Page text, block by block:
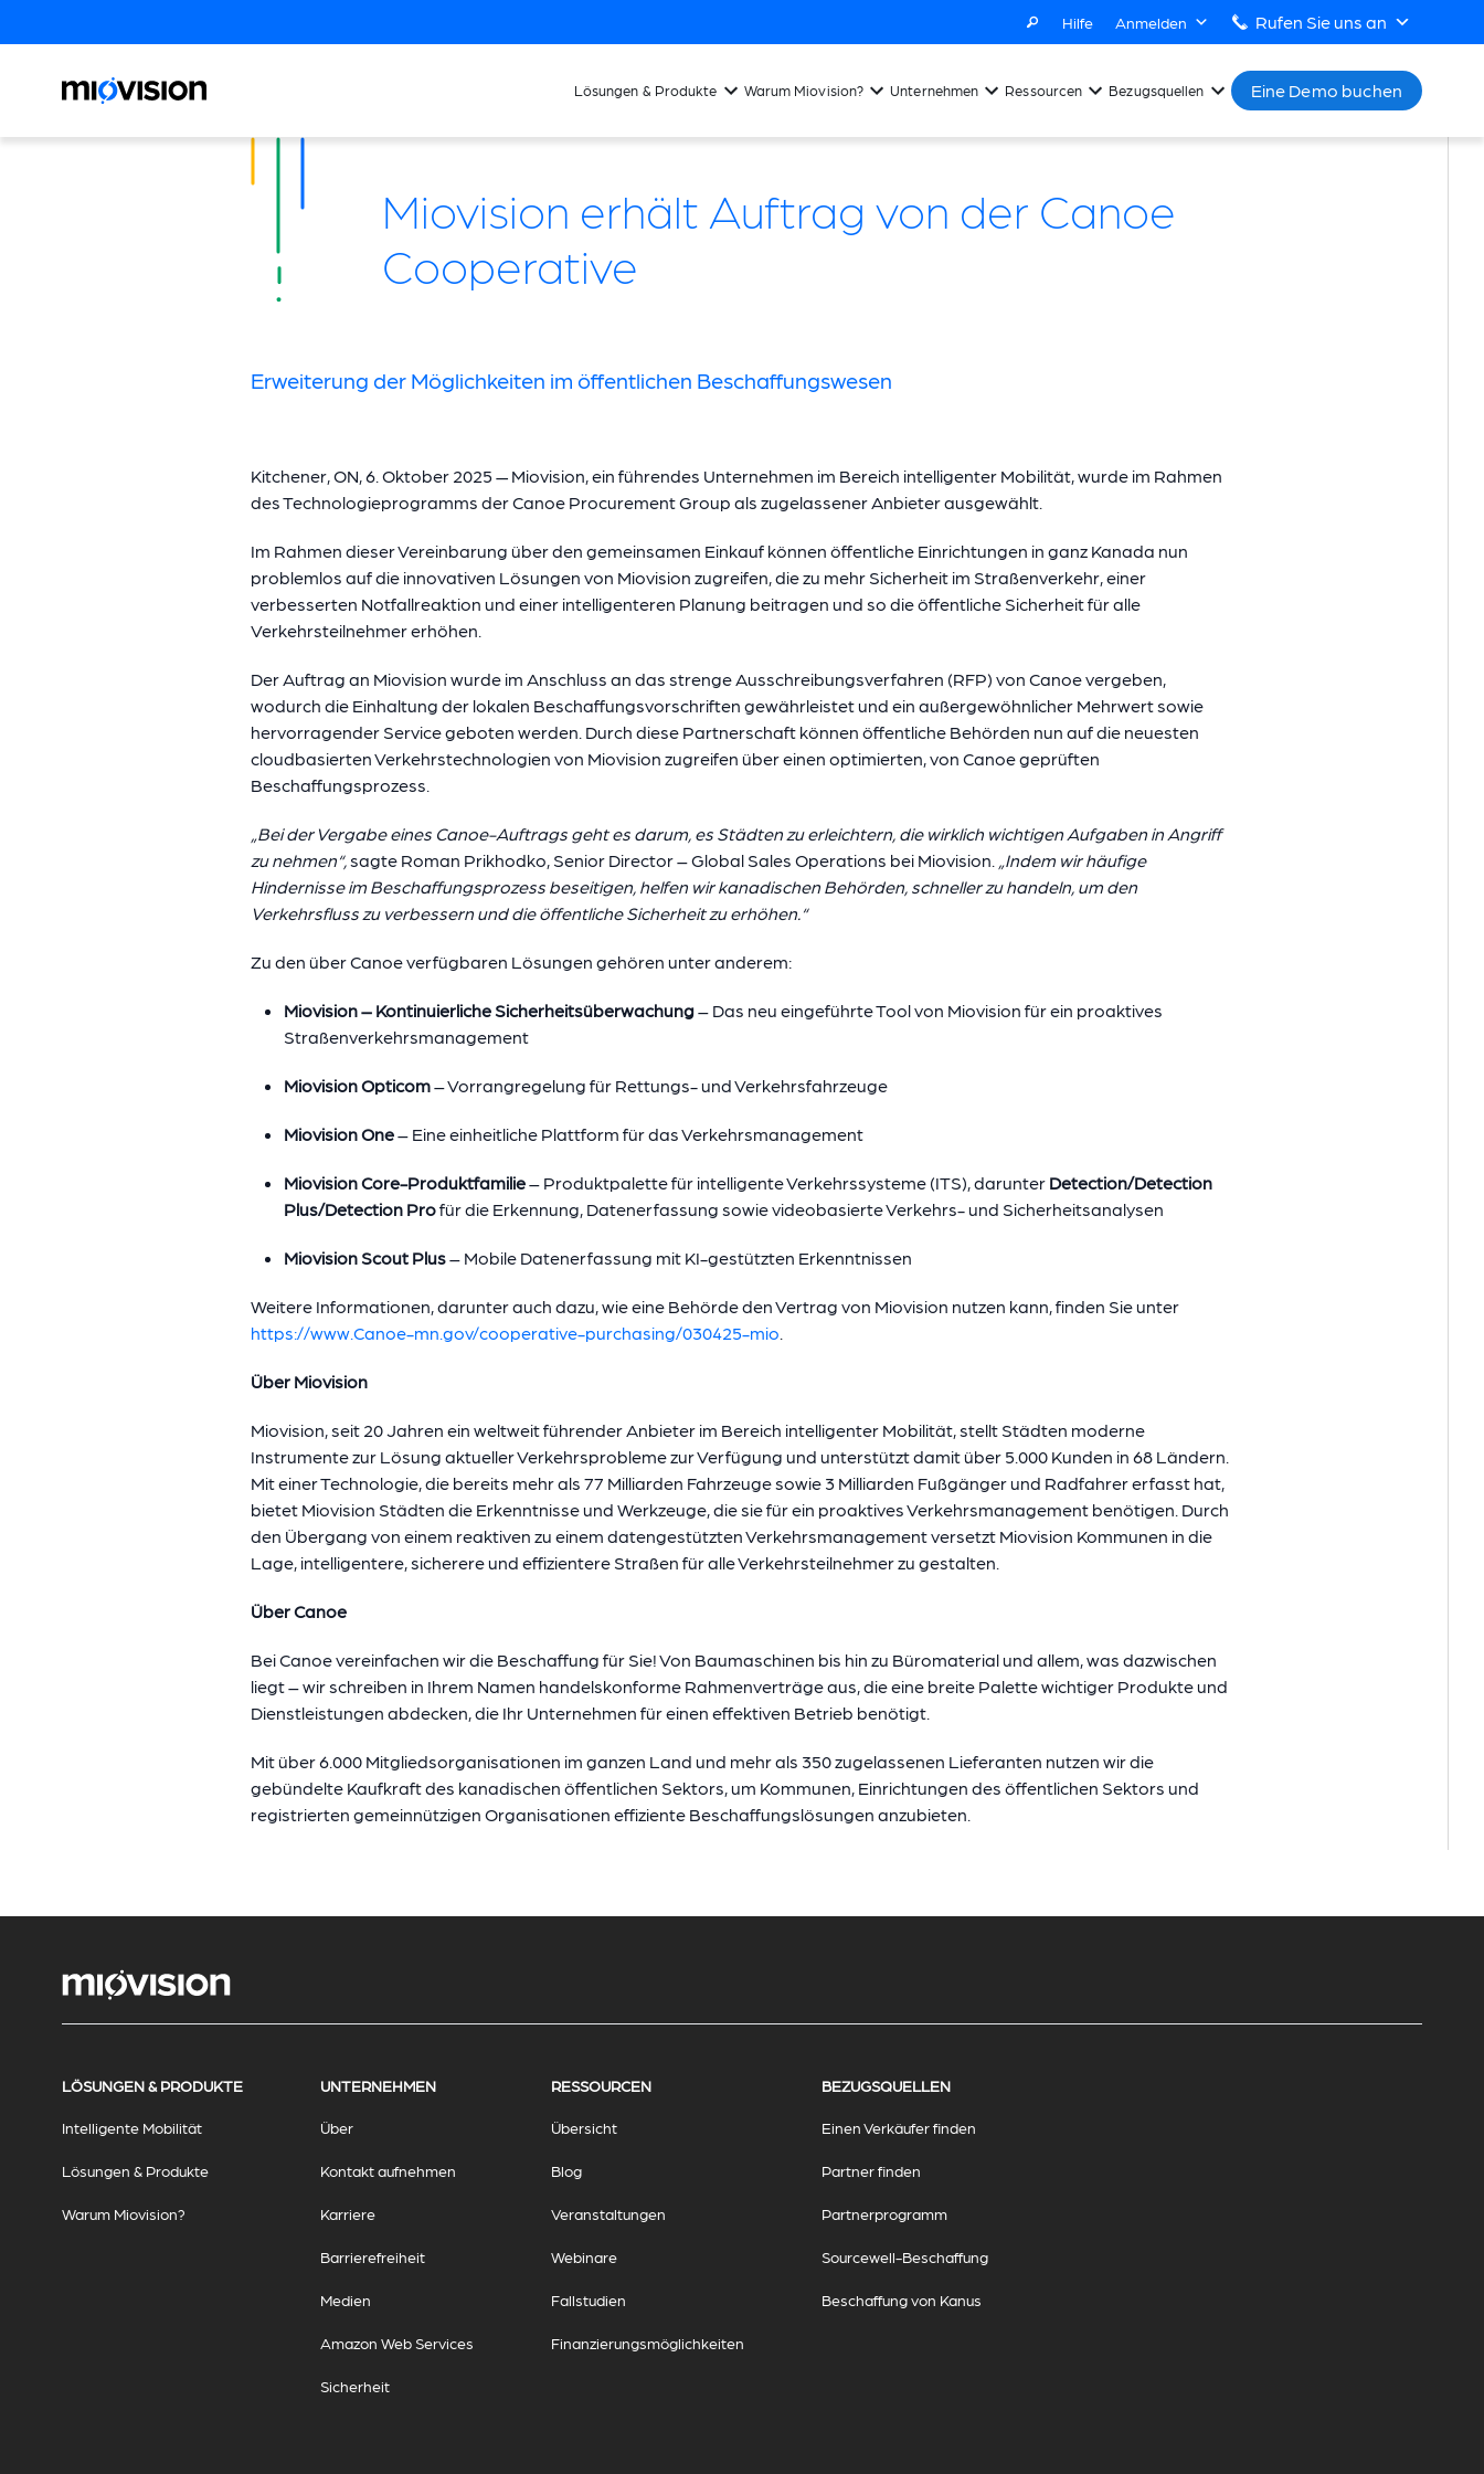
Hilfe Anmelden Rufen Sie uns an
Lösungen & Produkte Warum Miovision? Unternehmen Ressourcen Bezugsquellen Eine Demo buchen
Miovision erhält Auftrag von der Canoe
Cooperative
Erweiterung der Möglichkeiten im öffentlichen Beschaffungswesen
Kitchener, ON, 6. Oktober 2025 — Miovision, ein führendes Unternehmen im Bereich intelligenter Mobilität, wurde im Rahmen
des Technologieprogramms der Canoe Procurement Group als zugelassener Anbieter ausgewählt.
Im Rahmen dieser Vereinbarung über den gemeinsamen Einkauf können öffentliche Einrichtungen in ganz Kanada nun
problemlos auf die innovativen Lösungen von Miovision zugreifen, die zu mehr Sicherheit im Straßenverkehr, einer
verbesserten Notfallreaktion und einer intelligenteren Planung beitragen und so die öffentliche Sicherheit für alle
Verkehrsteilnehmer erhöhen.
Der Auftrag an Miovision wurde im Anschluss an das strenge Ausschreibungsverfahren (RFP) von Canoe vergeben,
wodurch die Einhaltung der lokalen Beschaffungsvorschriften gewährleistet und ein außergewöhnlicher Mehrwert sowie
hervorragender Service geboten werden. Durch diese Partnerschaft können öffentliche Behörden nun auf die neuesten
cloudbasierten Verkehrstechnologien von Miovision zugreifen über einen optimierten, von Canoe geprüften
Beschaffungsprozess.
„Bei der Vergabe eines Canoe-Auftrags geht es darum, es Städten zu erleichtern, die wirklich wichtigen Aufgaben in Angriff
zu nehmen“,sagte Roman Prikhodko, Senior Director – Global Sales Operations bei Miovision. „Indem wir häufige
Hindernisse im Beschaffungsprozess beseitigen, helfen wir kanadischen Behörden, schneller zu handeln, um den
Verkehrsfluss zu verbessern und die öffentliche Sicherheit zu erhöhen.“
Zu den über Canoe verfügbaren Lösungen gehören unter anderem:
Miovision – Kontinuierliche Sicherheitsüberwachung– Das neu eingeführte Tool von Miovision für ein proaktives
Straßenverkehrsmanagement
Miovision Opticom– Vorrangregelung für Rettungs- und Verkehrsfahrzeuge
Miovision One– Eine einheitliche Plattform für das Verkehrsmanagement
Miovision Core-Produktfamilie– Produktpalette für intelligente Verkehrssysteme (ITS), darunter Detection/Detection
Plus/Detection Profür die Erkennung, Datenerfassung sowie videobasierte Verkehrs- und Sicherheitsanalysen
Miovision Scout Plus– Mobile Datenerfassung mit KI-gestützten Erkenntnissen
Weitere Informationen, darunter auch dazu, wie eine Behörde den Vertrag von Miovision nutzen kann, finden Sie unter
https://www.Canoe-mn.gov/cooperative-purchasing/030425-mio.
Über Miovision
Miovision, seit 20 Jahren ein weltweit führender Anbieter im Bereich intelligenter Mobilität, stellt Städten moderne
Instrumente zur Lösung aktueller Verkehrsprobleme zur Verfügung und unterstützt damit über 5.000 Kunden in 68 Ländern.
Mit einer Technologie, die bereits mehr als 77 Milliarden Fahrzeuge sowie 3 Milliarden Fußgänger und Radfahrer erfasst hat,
bietet Miovision Städten die Erkenntnisse und Werkzeuge, die sie für ein proaktives Verkehrsmanagement benötigen. Durch
den Übergang von einem reaktiven zu einem datengestützten Verkehrsmanagement versetzt Miovision Kommunen in die
Lage, intelligentere, sicherere und effizientere Straßen für alle Verkehrsteilnehmer zu gestalten.
Über Canoe
Bei Canoe vereinfachen wir die Beschaffung für Sie! Von Baumaschinen bis hin zu Büromaterial und allem, was dazwischen
liegt – wir schreiben in Ihrem Namen handelskonforme Rahmenverträge aus, die eine breite Palette wichtiger Produkte und
Dienstleistungen abdecken, die Ihr Unternehmen für einen effektiven Betrieb benötigt.
Mit über 6.000 Mitgliedsorganisationen im ganzen Land und mehr als 350 zugelassenen Lieferanten nutzen wir die
gebündelte Kaufkraft des kanadischen öffentlichen Sektors, um Kommunen, Einrichtungen des öffentlichen Sektors und
registrierten gemeinnützigen Organisationen effiziente Beschaffungslösungen anzubieten.
LÖSUNGEN & PRODUKTE
Intelligente Mobilität
Lösungen & Produkte
Warum Miovision?
UNTERNEHMEN
Über
Kontakt aufnehmen
Karriere
Barrierefreiheit
Medien
Amazon Web Services
Sicherheit
RESSOURCEN
Übersicht
Blog
Veranstaltungen
Webinare
Fallstudien
Finanzierungsmöglichkeiten
BEZUGSQUELLEN
Einen Verkäufer finden
Partner finden
Partnerprogramm
Sourcewell-Beschaffung
Beschaffung von Kanus